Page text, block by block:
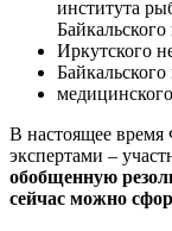
института
Иркутского
Байкальского
В настоящее время
экспертами –
обобщенную
сейчас можно